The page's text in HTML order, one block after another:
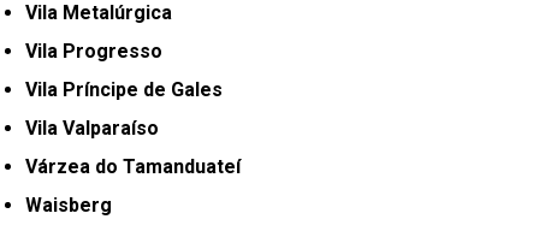
Vila Metalúrgica
Vila Progresso
Vila Príncipe de Gales
Vila Valparaíso
Várzea do Tamanduateí
Waisberg